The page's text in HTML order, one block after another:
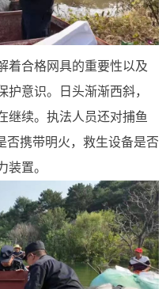
着合格网具的重要性以及
意识。日头渐渐西斜，
继续。执法人员还对捕鱼
否携带明火，救生设备是否
装置。